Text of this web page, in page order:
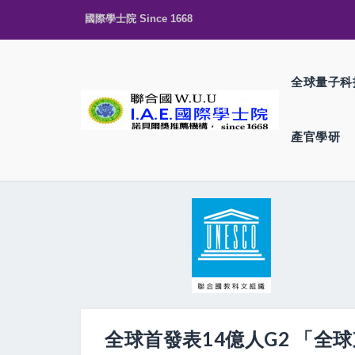
國際學士院 Since 1668
全球量子
產官學研
全球首發表14億人G2 「全